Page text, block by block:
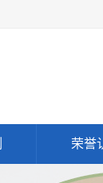
荣誉